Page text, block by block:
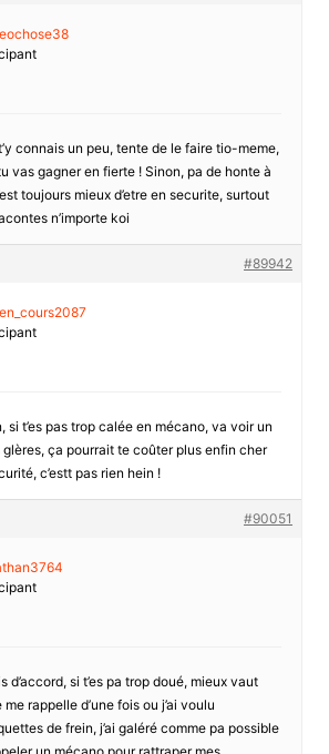
connais un peu, tente de le faire tio-meme,
vas gagner en fierte ! Sinon, pa de honte à
toujours mieux d’etre en securite, surtout
n’importe koi
#89942
si t’es pas trop calée en mécano, va voir un
glères, ça pourrait te coûter plus enfin cher
c’estt pas rien hein !
#90051
d’accord, si t’es pa trop doué, mieux vaut
rappelle d’une fois ou j’ai voulu
de frein, j’ai galéré comme pa possible